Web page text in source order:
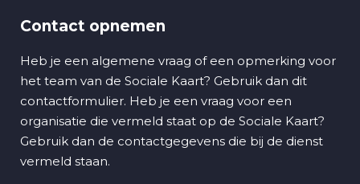
Contact opnemen
Heb je een algemene vraag of een opmerking voor
het team van de Sociale Kaart? Gebruik dan dit
contactformulier. Heb je een vraag voor een
organisatie die vermeld staat op de Sociale Kaart?
Gebruik dan de contactgegevens die bij de dienst
vermeld staan.